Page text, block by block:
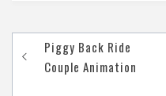
Piggy Back Ride
Couple Animation